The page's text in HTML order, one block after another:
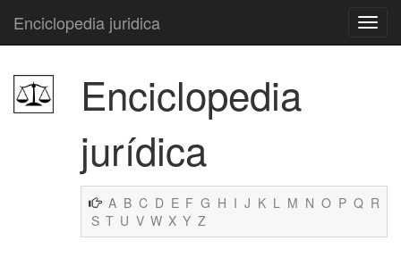
Enciclopedia juridica
Enciclopedia
jurídica
A B C D E F G H I J K L M N O P Q R
S T U V W X Y Z